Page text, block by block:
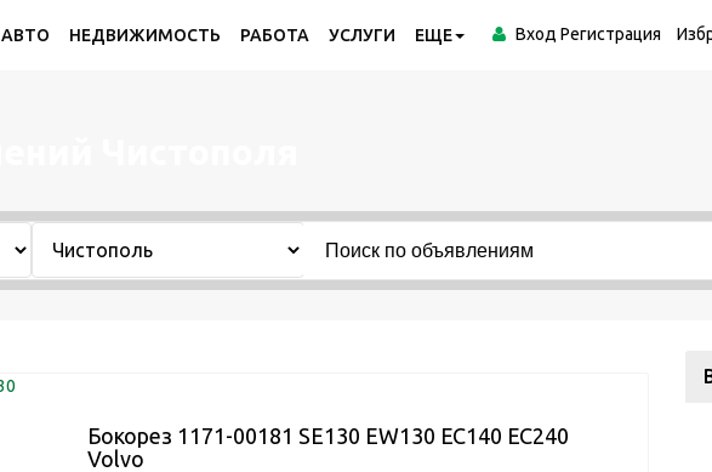
АВТО НЕДВИЖИМОСТЬ РАБОТА УСЛУГИ ЕЩЕ Вход Регистрация
Бокорез 1171-00181 SE130 EW130 EC140 EC240
Volvo